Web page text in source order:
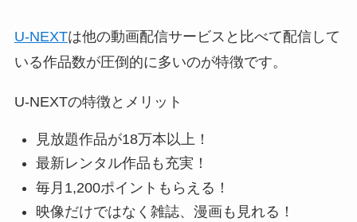
U-NEXTは他の動画配信サービスと比べて配信して
いる作品数が圧倒的に多いのが特徴です。
U-NEXTの特徴とメリット
見放題作品が18万本以上！
最新レンタル作品も充実！
毎月1,200ポイントもらえる！
映像だけではなく雑誌、漫画も見れる！